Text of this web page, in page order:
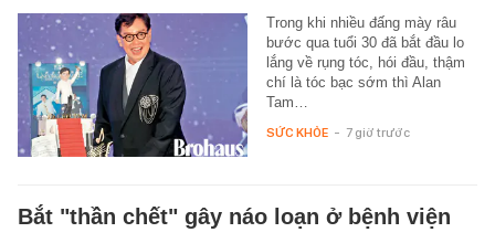
Trong khi nhiều đấng mày râu
bước qua tuổi 30 đã bắt đầu lo
lắng về rụng tóc, hói đầu, thậm
chí là tóc bạc sớm thì Alan
Tam…
SỨC KHỎE - 7 giờ trước
Bắt "thần chết" gây náo loạn ở bệnh viện